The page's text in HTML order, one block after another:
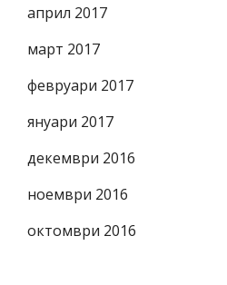
април 2017
март 2017
февруари 2017
януари 2017
декември 2016
ноември 2016
октомври 2016